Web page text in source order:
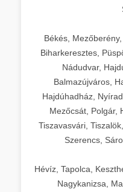
Békés,
Biharkeresztes,
Nádudvar,
Balmazújváros,
Hajdúhadház,
Mezőcsát, Polgár,
Tiszavasvári,
Szerencs,
Hévíz, Tapolca,
Nagykanizsa,